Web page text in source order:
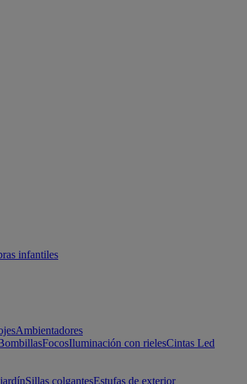
infantiles
Ambientadores
FocosIluminación con rielesCintas Led
Sillas colgantesEstufas de exterior